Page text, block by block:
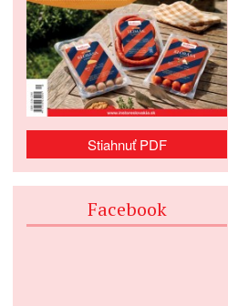
Stiahnuť PDF
Facebook